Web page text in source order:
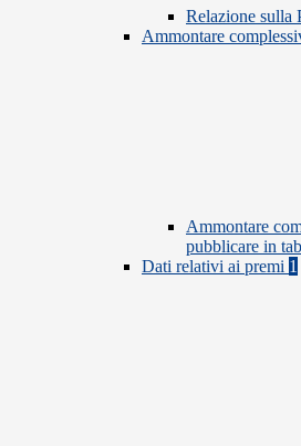
Relazione sulla
Ammontare
Ammontare
pubblicare in
Dati relativi ai premi 1